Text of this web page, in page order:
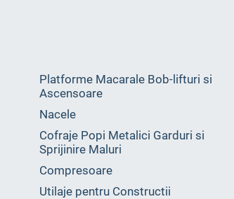
Platforme Macarale Bob-lifturi si
Ascensoare
Nacele
Cofraje Popi Metalici Garduri si
Sprijinire Maluri
Compresoare
Utilaje pentru Constructii